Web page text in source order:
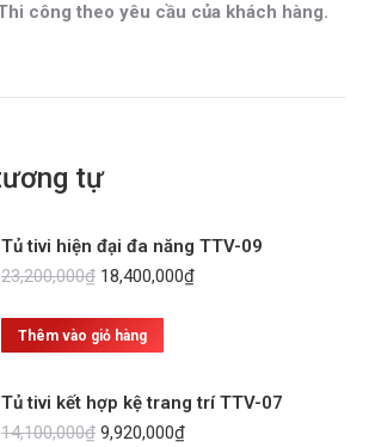
công theo yêu cầu của khách hàng.
tự
Tủ tivi hiện đại đa năng TTV-09
23,200,000₫ Giá
là:
23,200,000₫.
18,400,000₫Giá
Thêm vào giỏ hàng
Tủ tivi kết hợp kệ trang trí TTV-07
14,100,000₫ Giá
9,920,000₫Giá